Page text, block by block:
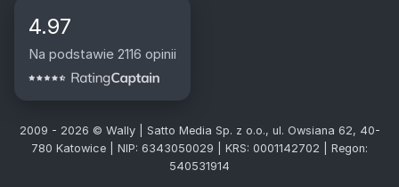
4.97
Na podstawie 2116 opinii
2009 - 2026 © Wally | Satto Media Sp. z o.o., ul. Owsiana 62, 40-
780 Katowice | NIP: 6343050029 | KRS: 0001142702 | Regon:
540531914